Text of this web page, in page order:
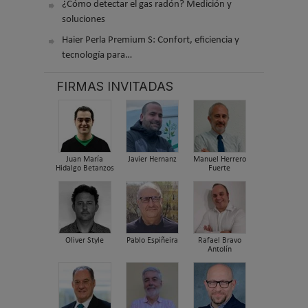
¿Cómo detectar el gas radón? Medición y
soluciones
Haier Perla Premium S: Confort, eficiencia y
tecnología para…
FIRMAS INVITADAS
Juan María
Hidalgo Betanzos
Javier Hernanz
Manuel Herrero
Fuerte
Oliver Style Pablo Espiñeira
Rafael Bravo
Antolín